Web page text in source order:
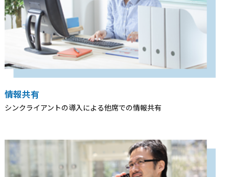
情報共有
シンクライアントの導入による他席での情報共有